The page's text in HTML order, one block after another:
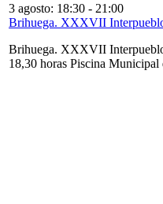
3 agosto: 18:30 - 21:00
Brihuega. XXXVII
Brihuega. XXXVII
18,30 horas Piscina Municipal